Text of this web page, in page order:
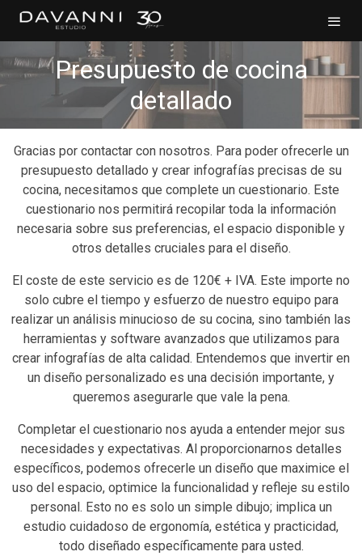
Presupuesto de cocina
detallado
Gracias por contactar con nosotros. Para poder ofrecerle un
presupuesto detallado y crear infografías precisas de su
cocina, necesitamos que complete un cuestionario. Este
cuestionario nos permitirá recopilar toda la información
necesaria sobre sus preferencias, el espacio disponible y
otros detalles cruciales para el diseño.
El coste de este servicio es de 120€ + IVA. Este importe no
solo cubre el tiempo y esfuerzo de nuestro equipo para
realizar un análisis minucioso de su cocina, sino también las
herramientas y software avanzados que utilizamos para
crear infografías de alta calidad. Entendemos que invertir en
un diseño personalizado es una decisión importante, y
queremos asegurarle que vale la pena.
Completar el cuestionario nos ayuda a entender mejor sus
necesidades y expectativas. Al proporcionarnos detalles
específicos, podemos ofrecerle un diseño que maximice el
uso del espacio, optimice la funcionalidad y refleje su estilo
personal. Esto no es solo un simple dibujo; implica un
estudio cuidadoso de ergonomía, estética y practicidad,
todo diseñado específicamente para usted.